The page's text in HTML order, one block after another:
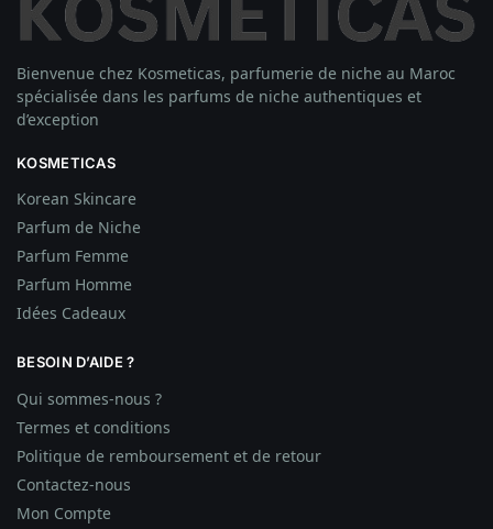
Bienvenue chez Kosmeticas, parfumerie de niche au Maroc
spécialisée dans les parfums de niche authentiques et
d’exception
KOSMETICAS
Korean Skincare
Parfum de Niche
Parfum Femme
Parfum Homme
Idées Cadeaux
BESOIN D’AIDE ?
Qui sommes-nous ?
Termes et conditions
Politique de remboursement et de retour
Contactez-nous
Mon Compte